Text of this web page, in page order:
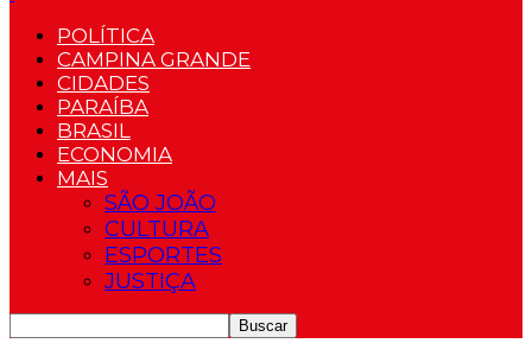
POLÍTICA
CAMPINA GRANDE
CIDADES
PARAÍBA
BRASIL
ECONOMIA
MAIS
SÃO JOÃO
CULTURA
ESPORTES
JUSTIÇA